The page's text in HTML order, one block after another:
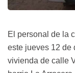
El personal de la
este jueves 12 de
vivienda de calle